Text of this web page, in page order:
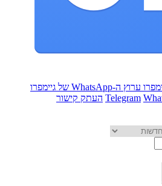
ערוץ ה-WhatsApp של גיימפרו
Telegram העתק קישור